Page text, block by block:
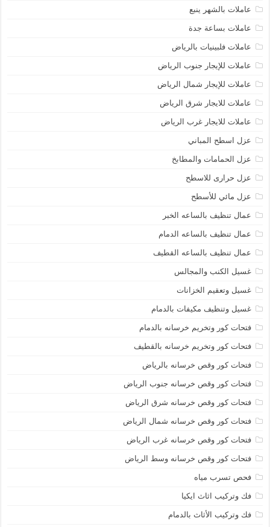
عاملات بالشهر ينبع
عاملات بساعة جدة
عاملات فلبينيات بالرياض
عاملات للإيجار جنوب الرياض
عاملات للإيجار شمال الرياض
عاملات للايجار شرق الرياض
عاملات للايجار غرب الرياض
عزل اسطح المباني
عزل الحمامات والمطابخ
عزل حرارى للاسطح
عزل مائي للأسطح
عمال تنظيف بالساعه الخبر
عمال تنظيف بالساعه الدمام
عمال تنظيف بالساعه القطيف
غسيل الكنب والمجالس
غسيل وتعقيم الخزانات
غسيل وتنظيف مكيفات بالدمام
فتحات كور وتخريم خرسانه بالدمام
فتحات كور وتخريم خرسانه بالقطيف
فتحات كور وقص خرسانه بالرياض
فتحات كور وقص خرسانه جنوب الرياض
فتحات كور وقص خرسانه شرق الرياض
فتحات كور وقص خرسانه شمال الرياض
فتحات كور وقص خرسانه غرب الرياض
فتحات كور وقص خرسانه وسط الرياض
فحص تسرب مياه
فك وتركيب اثاث ايكيا
فك وتركيب الأثاث بالدمام